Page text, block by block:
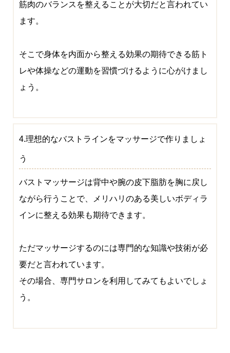
筋肉のバランスを整えることが大切だと言われてい
ます。
そこで身体を内面から整える効果の期待できる筋ト
レや体操などの運動を習慣づけるように心がけまし
ょう。
4.理想的なバストラインをマッサージで作りましょ
う
バストマッサージは背中や腕の皮下脂肪を胸に戻し
ながら行うことで、メリハリのある美しいボディラ
インに整える効果も期待できます。
ただマッサージするのには専門的な知識や技術が必
要だと言われています。
その場合、専門サロンを利用してみてもよいでしょ
う。